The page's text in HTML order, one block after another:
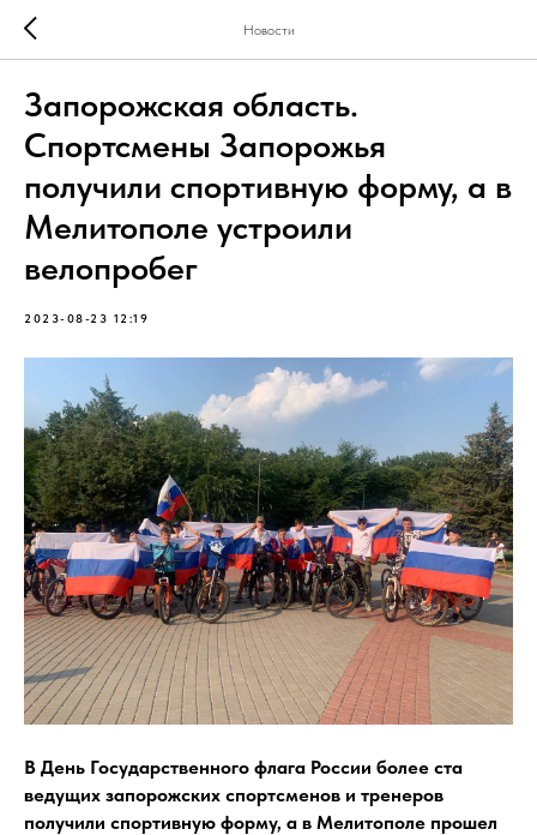
Новости
Запорожская область.
Спортсмены Запорожья
получили спортивную форму, а в
Мелитополе устроили
велопробег
2023-08-23 12:19
В День Государственного флага России более ста
ведущих запорожских спортсменов и тренеров
получили спортивную форму, а в Мелитополе прошел